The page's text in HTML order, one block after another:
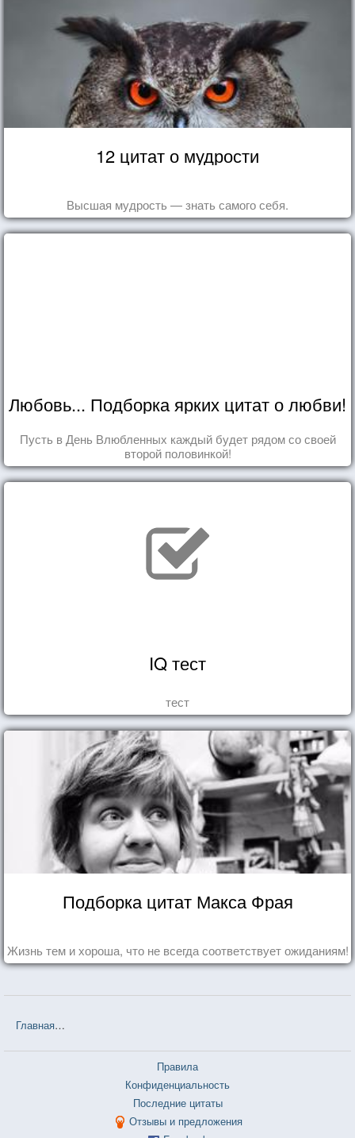
12 цитат о мудрости
Высшая мудрость — знать самого себя.
Любовь... Подборка ярких цитат о любви!
Пусть в День Влюбленных каждый будет рядом со своей
второй половинкой!
IQ тест
тест
Подборка цитат Макса Фрая
Жизнь тем и хороша, что не всегда соответствует ожиданиям!
Главная
Правила
Конфиденциальность
Последние цитаты
Отзывы и предложения